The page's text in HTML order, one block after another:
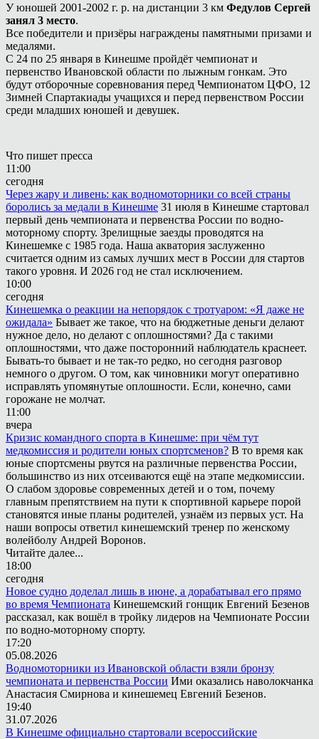
У юношей 2001-2002 г. р. на дистанции 3 км Федулов Сергей
занял 3 место.
Все победители и призёры награждены памятными призами и
медалями.
С 24 по 25 января в Кинешме пройдёт чемпионат и
первенство Ивановской области по лыжным гонкам. Это
будут отборочные соревнования перед Чемпионатом ЦФО, 12
Зимней Спартакиады учащихся и перед первенством России
среди младших юношей и девушек.
Что пишет пресса
11:00
сегодня
Через жару и ливень: как водномоторники со всей страны
боролись за медали в Кинешме 31 июля в Кинешме стартовал
первый день чемпионата и первенства России по водно-
моторному спорту. Зрелищные заезды проводятся на
Кинешемке с 1985 года. Наша акватория заслуженно
считается одним из самых лучших мест в России для стартов
такого уровня. И 2026 год не стал исключением.
10:00
сегодня
Кинешемка о реакции на непорядок с тротуаром: «Я даже не
ожидала» Бывает же такое, что на бюджетные деньги делают
нужное дело, но делают с оплошностями? Да с такими
оплошностями, что даже посторонний наблюдатель краснеет.
Бывать-то бывает и не так-то редко, но сегодня разговор
немного о другом. О том, как чиновники могут оперативно
исправлять упомянутые оплошности. Если, конечно, сами
горожане не молчат.
11:00
вчера
Кризис командного спорта в Кинешме: при чём тут
медкомиссия и родители юных спортсменов? В то время как
юные спортсмены рвутся на различные первенства России,
большинство из них отсеиваются ещё на этапе медкомиссии.
О слабом здоровье современных детей и о том, почему
главным препятствием на пути к спортивной карьере порой
становятся иные планы родителей, узнаём из первых уст. На
наши вопросы ответил кинешемский тренер по женскому
волейболу Андрей Воронов.
Читайте далее...
18:00
сегодня
Новое судно доделал лишь в июне, а дорабатывал его прямо
во время Чемпионата Кинешемский гонщик Евгений Безенов
рассказал, как вошёл в тройку лидеров на Чемпионате России
по водно-моторному спорту.
17:20
05.08.2026
Водномоторники из Ивановской области взяли бронзу
чемпионата и первенства России Ими оказались наволокчанка
Анастасия Смирнова и кинешемец Евгений Безенов.
19:40
31.07.2026
В Кинешме официально стартовали всероссийские